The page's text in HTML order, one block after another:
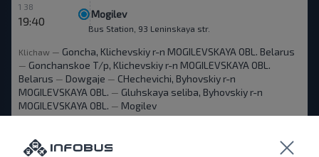
1 38
19:40
Mogilev
Bus Station, 93 Leninskaya str.
Klichaw — Goncha, Klichevskiy r-n MOGILEVSKAYA OBL. Belarus
— Gonchanskoe T/p, Klichevskiy r-n MOGILEVSKAYA OBL.
Belarus — Dowgaje — CHechevichi, Byhovskiy r-n
MOGILEVSKAYA OBL. — Gluhskaya seliba, Byhovskiy r-n
MOGILEVSKAYA OBL. — Mogilev